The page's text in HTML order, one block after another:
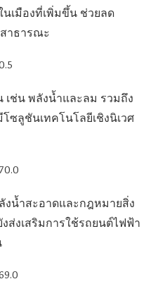
เมืองที่เพิ่มขึ้น ช่วยลด
าธารณะ
เช่น พลังน้ำและลม รวมถึง
ซลูชันเทคโนโลยีเชิงนิเวศ
งน้ำสะอาดและกฎหมายสิ่ง
ส่งเสริมการใช้รถยนต์ไฟฟ้า